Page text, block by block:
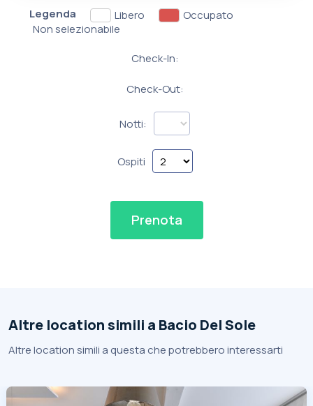
Legenda Libero
Occupato
Non selezionabile
Check-In:
Check-Out:
Notti:
Ospiti
Prenota
Altre location simili a Bacio Del Sole
Altre location simili a questa che potrebbero interessarti